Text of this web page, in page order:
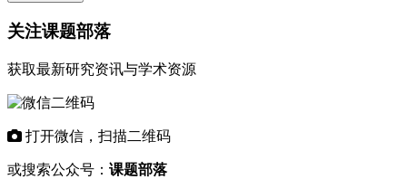
关注课题部落
获取最新研究资讯与学术资源
打开微信，扫描二维码
或搜索公众号： 课题部落